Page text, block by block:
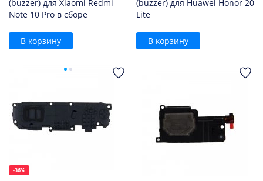
(buzzer) для Xiaomi Redmi
Note 10 Pro в сборе
В корзину
(buzzer) для Huawei Honor 20
Lite
В корзину
-36%